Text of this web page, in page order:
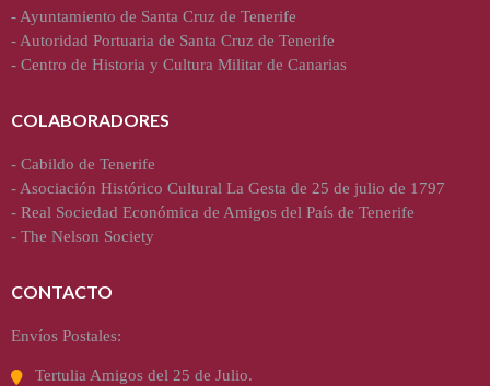
- Ayuntamiento de Santa Cruz de Tenerife
- Autoridad Portuaria de Santa Cruz de Tenerife
- Centro de Historia y Cultura Militar de Canarias
COLABORADORES
- Cabildo de Tenerife
- Asociación Histórico Cultural La Gesta de 25 de julio de 1797
- Real Sociedad Económica de Amigos del País de Tenerife
- The Nelson Society
CONTACTO
Envíos Postales:
Tertulia Amigos del 25 de Julio.